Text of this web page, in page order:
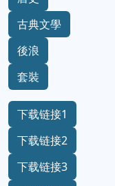
古典文學
後浪
套裝
下载链接1
下载链接2
下载链接3